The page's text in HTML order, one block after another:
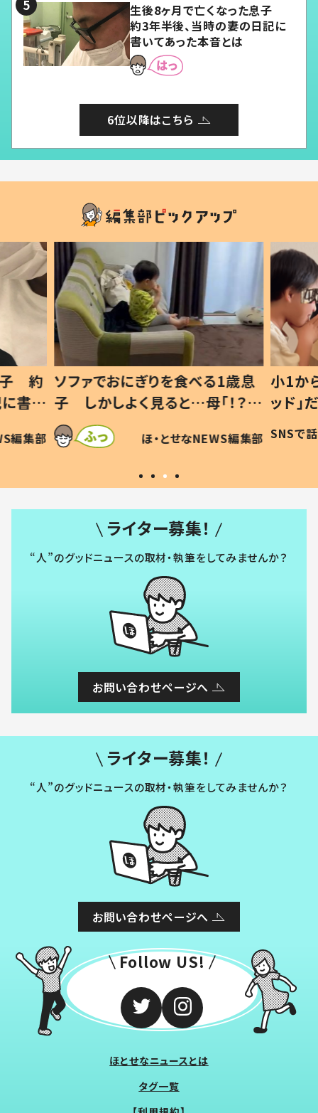
生後8ヶ月で亡くなった息子
約3年半後、当時の妻の日記に
書いてあった本音とは
6位以降はこちら
子 約
書い
編集部
ソファでおにぎりを食べる1歳息
子 しかしよく見ると…母「！？」
すべてを察した母の投稿に「可愛
いから許す！」「現行犯〜」
ほ・とせなNEWS編集部
小1か
ッド
作り
#令和
SNSで
ライター募集！
“人”のグッドニュースの取材・執筆をしてみませんか？
お問い合わせページへ
ライター募集！
“人”のグッドニュースの取材・執筆をしてみませんか？
お問い合わせページへ
Follow US!
ほとせなニュースとは
タグ一覧